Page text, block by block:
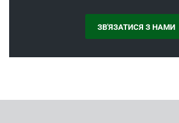
ЗВ'ЯЗАТИСЯ З НАМИ